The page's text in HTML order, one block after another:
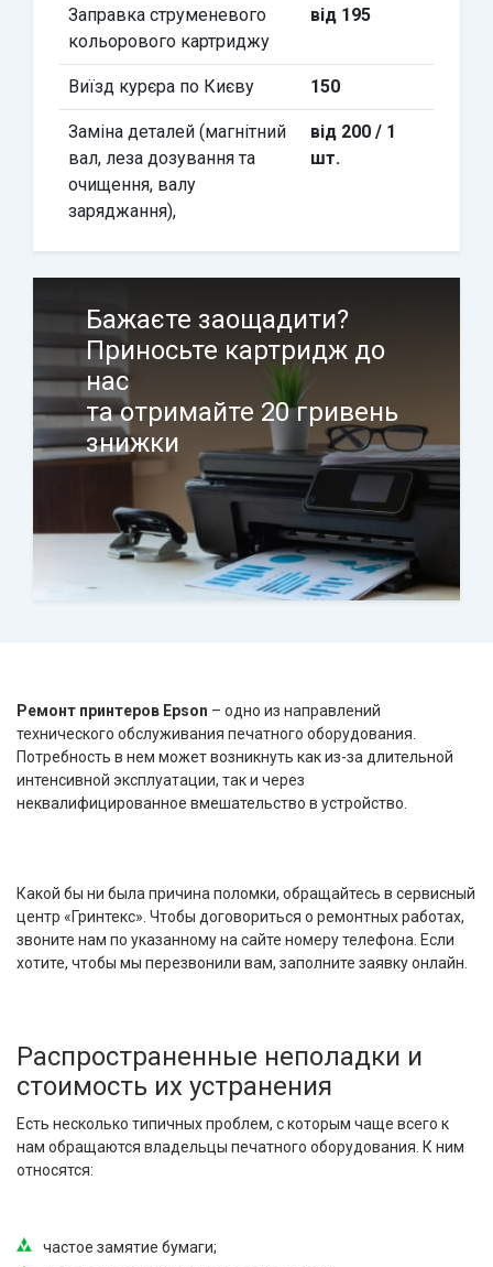
Заправка струменевого
кольорового картриджу
від 195
Виїзд курєра по Києву 150
Заміна деталей (магнітний
вал, леза дозування та
очищення, валу
заряджання),
від 200 / 1
шт.
Бажаєте заощадити?
Приносьте картридж до
нас
та отримайте 20 гривень
знижки
Ремонт принтеров Epson – одно из направлений
технического обслуживания печатного оборудования.
Потребность в нем может возникнуть как из-за длительной
интенсивной эксплуатации, так и через
неквалифицированное вмешательство в устройство.
Какой бы ни была причина поломки, обращайтесь в сервисный
центр «Гринтекс». Чтобы договориться о ремонтных работах,
звоните нам по указанному на сайте номеру телефона. Если
хотите, чтобы мы перезвонили вам, заполните заявку онлайн.
Распространенные неполадки и
стоимость их устранения
Есть несколько типичных проблем, с которым чаще всего к
нам обращаются владельцы печатного оборудования. К ним
относятся:
частое замятие бумаги;